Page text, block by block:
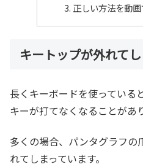
正しい方法を動
キートップが外れて
長くキーボードを使っている
キーが打てなくなることがあ
多くの場合、パンタグラフの
れてしまっています。